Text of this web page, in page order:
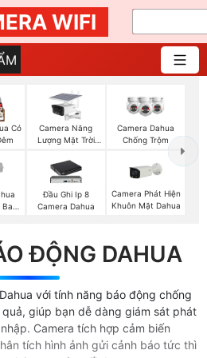
WIFI
Có
Camera Năng
Lượng Mặt Trời
Camera Dahua
Chống Trộm
Đầu Ghi Ip 8
Camera Dahua
Camera Phát Hiện
Khuôn Mặt Dahua
ĐỘNG DAHUA
với tính năng báo động chống
giúp bạn dễ dàng giám sát phát
Camera tích hợp cảm biến
tích hình ảnh gửi cảnh báo tức thì